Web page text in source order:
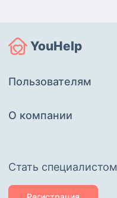
YouHelp
Пользователям
О компании
Cтать